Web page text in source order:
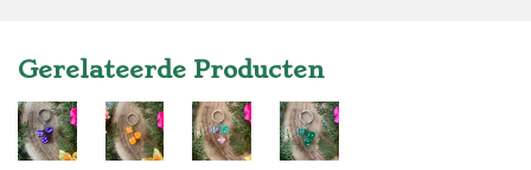
Gerelateerde Producten